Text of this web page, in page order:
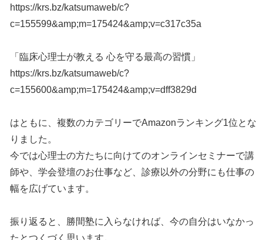
https://krs.bz/katsumaweb/c?
c=155599&amp;m=175424&amp;v=c317c35a
「臨床心理士が教える 心を守る最高の習慣」
https://krs.bz/katsumaweb/c?
c=155600&amp;m=175424&amp;v=dff3829d
はともに、複数のカテゴリーでAmazonランキング1位とな
りました。
今では心理士の方たちに向けてのオンラインセミナーで講
師や、学会登壇のお仕事など、診療以外の分野にも仕事の
幅を広げています。
振り返ると、勝間塾に入らなければ、今の自分はいなかっ
たとつくづく思います。